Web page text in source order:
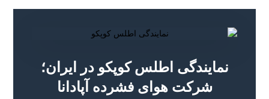
نمایندگی اطلس کوپکو در ایران؛
شرکت هوای فشرده آپادانا